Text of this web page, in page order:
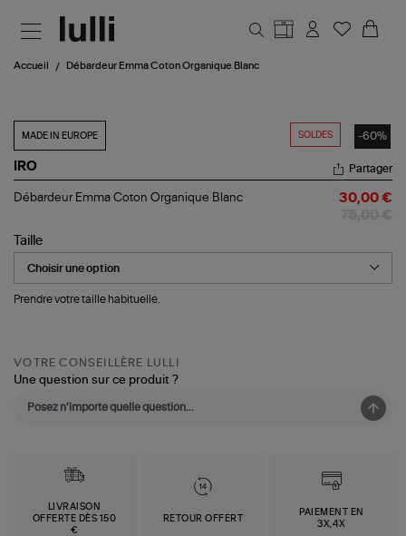
Accueil Débardeur Emma Coton Organique Blanc
SOLDES -60%
MADE IN EUROPE
IRO
Débardeur
Organique
Blanc
Partager
Débardeur Emma Coton Organique Blanc 30,00 €
Taille
Prendre votre taille habituelle.
VOTRE CONSEILLÈRE LULLI
Une question sur ce produit ?
LIVRAISON
OFFERTE DÈS 150
€
RETOUR OFFERT
PAIEMENT EN
3X,4X